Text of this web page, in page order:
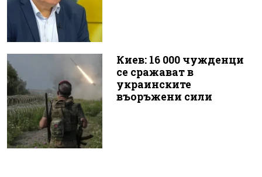
Киев: 16 000 чужденци
се сражават в
украинските
въоръжени сили